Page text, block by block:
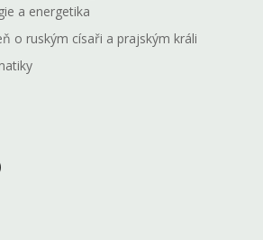
a energetika
o ruským císaři a prajským králi